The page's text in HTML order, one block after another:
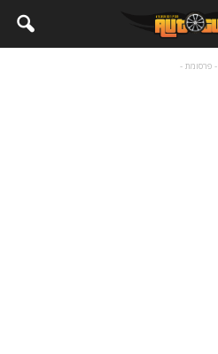
- פרסומת -